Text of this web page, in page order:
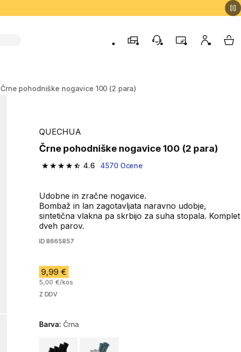
TrgovinePodporo strankam
ProgramMoj račun
Črne pohodniške nogavice 100 (2 para)
QUECHUA
Črne pohodniške nogavice 100 (2 para)
4.6
4.6 od 5 zvezdic from 4570 ocene
4570 Ocene
Udobne in zračne nogavice.
Bombaž in lan zagotavljata naravno udobje,
sintetična vlakna pa skrbijo za suha stopala. Komplet
dveh parov.
ID 8665857
9,99 €
5,00 €/kos
Z DDV
Barva: Črna
Choose a variant